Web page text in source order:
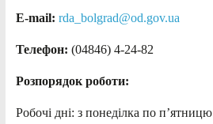
E-mail: rda_bolgrad@od.gov.ua
Телефон: (04846) 4-24-82
Розпорядок роботи:
Робочі дні: з понеділка по п’ятницю